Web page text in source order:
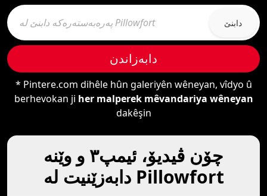
دابنێ
دابەزاندن
* Pintere.com dihêle hûn galeriyên wêneyan, vîdyo û
berhevokan ji her malperek mêvandariya wêneyan
dakêşin
چۆن ڤیدیۆ، ئیمپ٣ و وێنە
دابەزێنیت لە Pillowfort